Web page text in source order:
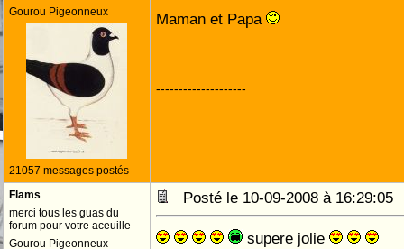
Gourou Pigeonneux
21057 messages postés
Maman et Papa
--------------------
Flams
merci tous les guas du
forum pour votre aceuille
Gourou Pigeonneux
Posté le 10-09-2008 à
supere jolie